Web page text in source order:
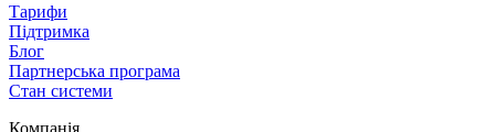
Тарифи
Підтримка
Блог
Партнерська програма
Стан системи
Компанія